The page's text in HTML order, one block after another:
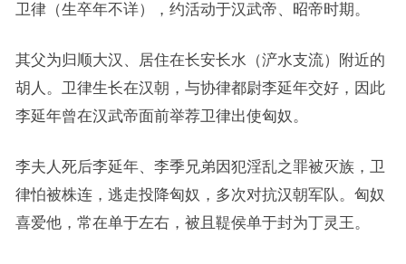
卫律（生卒年不详），约活动于汉武帝、昭帝时期。
其父为归顺大汉、居住在长安长水（浐水支流）附近的
胡人。卫律生长在汉朝，与协律都尉李延年交好，因此
李延年曾在汉武帝面前举荐卫律出使匈奴。
李夫人死后李延年、李季兄弟因犯淫乱之罪被灭族，卫
律怕被株连，逃走投降匈奴，多次对抗汉朝军队。匈奴
喜爱他，常在单于左右，被且鞮侯单于封为丁灵王。